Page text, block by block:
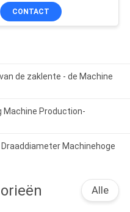
CONTACT
de zaklente - de Machine
Machine Production-
Machinehoge
Alle